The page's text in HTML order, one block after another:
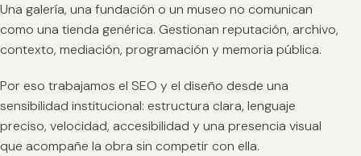
Una galería, una fundación o un museo no comunican
como una tienda genérica. Gestionan reputación, archivo,
contexto, mediación, programación y memoria pública.
Por eso trabajamos el SEO y el diseño desde una
sensibilidad institucional: estructura clara, lenguaje
preciso, velocidad, accesibilidad y una presencia visual
que acompañe la obra sin competir con ella.